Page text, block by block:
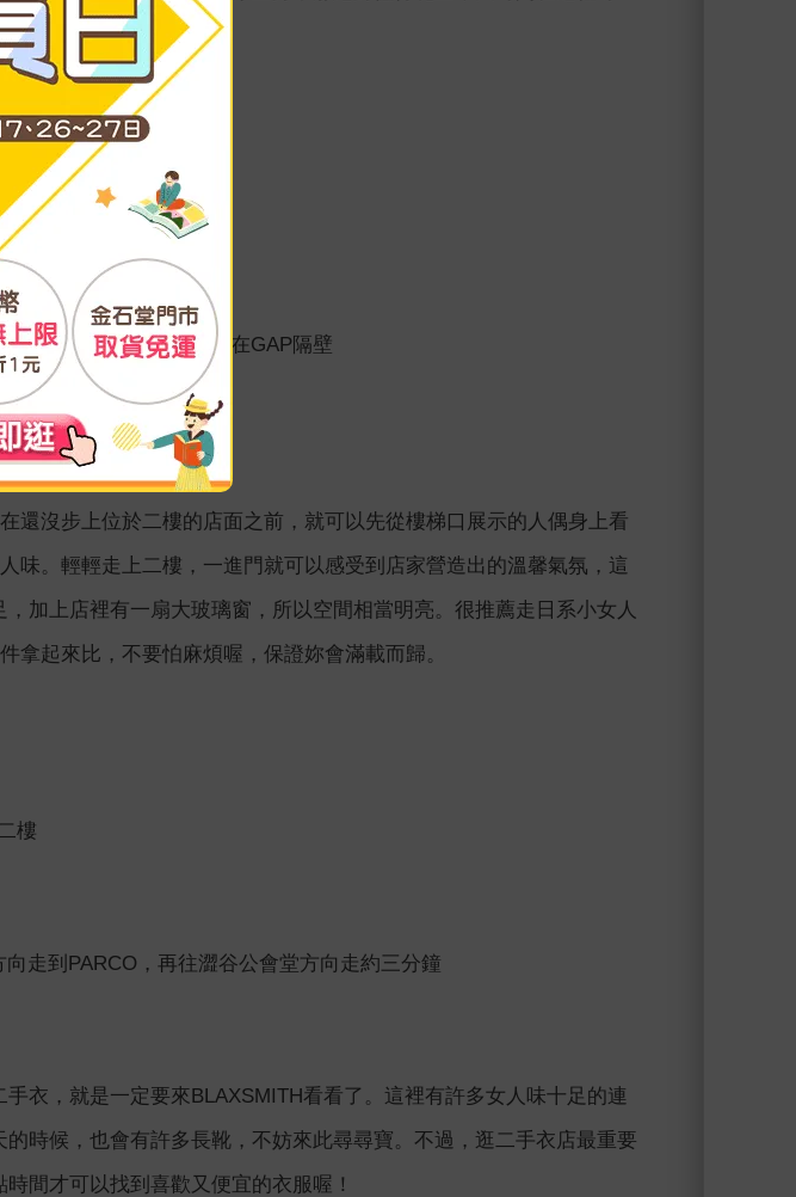
原宿三、四樓
進，遇到明治通左轉，在GAP隔壁
還沒步上位於二樓的店面之前，就可以先從樓梯口展示的人偶身上看
味。輕輕走上二樓，一進門就可以感受到店家營造出的溫馨氣氛，這
加上店裡有一扇大玻璃窗，所以空間相當明亮。很推薦走日系小女人
拿起來比，不要怕麻煩喔，保證妳會滿載而歸。
樓
走到PARCO，再往澀谷公會堂方向走約三分鐘
衣，就是一定要來BLAXSMITH看看了。這裡有許多女人味十足的連
時候，也會有許多長靴，不妨來此尋尋寶。不過，逛二手衣店最重要
間才可以找到喜歡又便宜的衣服喔！